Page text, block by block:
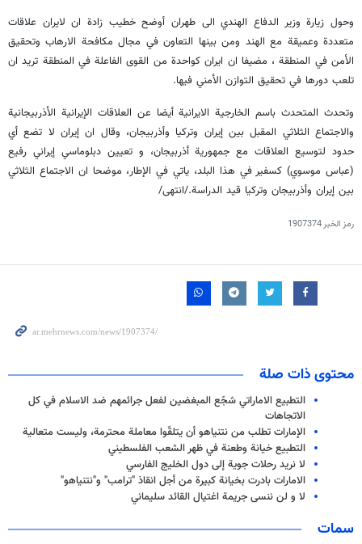
وحول زيارة وزير الدفاع الهندي الى طهران أوضح خطيب زادة ان لايران علاقات
متعددة وعميقة مع الهند ومن بينها التعاون في مجال مكافحة الارهاب وتحقيق
الأمن في المنطقة ، مضيفا ان ايران كواحدة من القوى الفاعلة في المنطقة تريد ان
تلعب دورها في تحقيق التوازن الأمني فيها.
وتحدث المتحدث باسم الخارجية الايرانية أيضا عن العلاقات الإيرانية الأذربيجانية
والاجتماع الثلاثي المقبل بين إيران وتركيا وأذربيجان، وقال ان إيران لا تضع أي
حدود لتوسيع العلاقات مع جمهورية أذربيجان، و تعيين دبلوماسي إيراني رفيع
(عباس موسوي) كسفير في هذا البلد، ياتي في الإطار، موضحا ان الاجتماع الثلاثي
بين إيران وأذربيجان وتركيا قيد الدراسة./انتهى/
رمز الخبر1907374
محتوى ذات صلة
التطبیع الاماراتي شجّع ‏المبغضين لفعل جرائمهم ضد الاسلام في كل
الاتجاهات
الإمارات تطلب من نتنياهو أن يتلقّوا معاملة محترمة، وليست متعالية
التطبيع خيانة وطعنة في ظهر الشعب الفلسطيني
لا نريد رحلات جوية إلى دول الخليج الفارسي
الامارات بادرت بخيانة كبيرة من أجل انقاذ "ترامب" و"نتنياهو"
لا و لن ننسی جریمة اغتیال القائد سلیماني
سمات